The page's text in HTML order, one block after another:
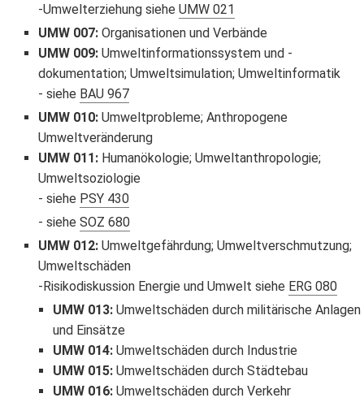
Umwelterziehung sieheUMW 021
UMW 007: Organisationen und Verbände
UMW 009: Umweltinformationssystem und -
dokumentation; Umweltsimulation; Umweltinformatik
siehe BAU 967
UMW 010: Umweltprobleme; Anthropogene
Umweltveränderung
UMW 011: Humanökologie; Umweltanthropologie;
Umweltsoziologie
siehe PSY 430
sieheSOZ 680
UMW 012: Umweltgefährdung; Umweltverschmutzung;
Umweltschäden
Risikodiskussion Energie und Umwelt siehe ERG 080
UMW 013:Umweltschäden durch militärische Anlagen
und Einsätze
UMW 014:Umweltschäden durch Industrie
UMW 015:Umweltschäden durch Städtebau
UMW 016:Umweltschäden durch Verkehr